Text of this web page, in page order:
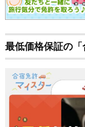
最低価格保証の「